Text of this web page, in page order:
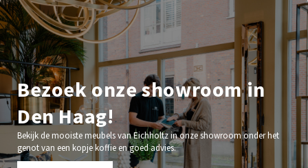
Bezoek onze showroom in
Den Haag!
Bekijk de mooiste meubels van Eichholtz in onze showroom onder het
genot van een kopje koffie en goed advies.